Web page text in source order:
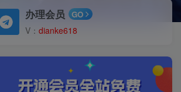
办理会员 GO
V： dianke618